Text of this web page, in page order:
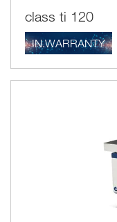
class ti 120
IN.WARRANTY